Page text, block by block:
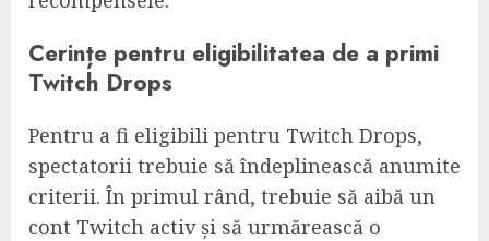
Cerințe pentru eligibilitatea de a primi
Twitch Drops
Pentru a fi eligibili pentru Twitch Drops,
spectatorii trebuie să îndeplinească anumite
criterii. În primul rând, trebuie să aibă un
cont Twitch activ și să urmărească o